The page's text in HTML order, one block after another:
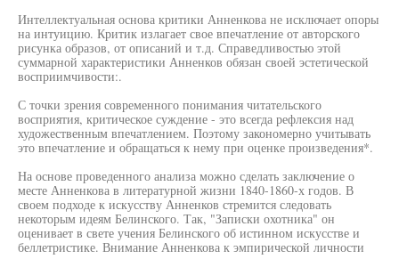
Интеллектуальная основа критики Анненкова не исключает опоры
на интуицию. Критик излагает свое впечатление от авторского
рисунка образов, от описаний и т.д. Справедливостью этой
суммарной характеристики Анненков обязан своей эстетической
восприимчивости:.
С точки зрения современного понимания читательского
восприятия, критическое суждение - это всегда рефлексия над
художественным впечатлением. Поэтому закономерно учитывать
это впечатление и обращаться к нему при оценке произведения*.
На основе проведенного анализа можно сделать заключение о
месте Анненкова в литературной жизни 1840-1860-х годов. В
своем подходе к искусству Анненков стремится следовать
некоторым идеям Белинского. Так, "Записки охотника" он
оценивает в свете учения Белинского об истинном искусстве и
беллетристике. Внимание Анненкова к эмпирической личности